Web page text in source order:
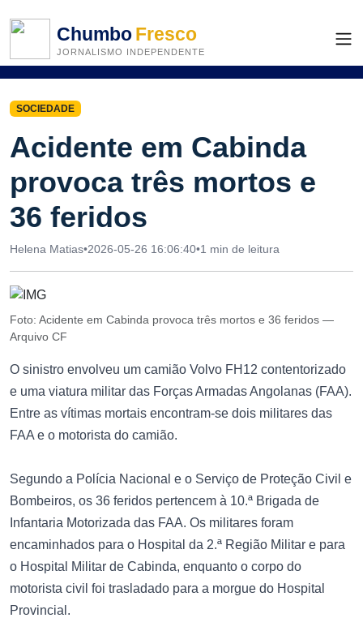
ChumboFresco
JORNALISMO INDEPENDENTE
SOCIEDADE
Acidente em Cabinda
provoca três mortos e
36 feridos
Helena Matias•2026-05-26 16:06:40•1 min de leitura
Foto: Acidente em Cabinda provoca três mortos e 36 feridos —
Arquivo CF
O sinistro envolveu um camião Volvo FH12 contentorizado
e uma viatura militar das Forças Armadas Angolanas (FAA).
Entre as vítimas mortais encontram-se dois militares das
FAA e o motorista do camião.
Segundo a Polícia Nacional e o Serviço de Proteção Civil e
Bombeiros, os 36 feridos pertencem à 10.ª Brigada de
Infantaria Motorizada das FAA. Os militares foram
encaminhados para o Hospital da 2.ª Região Militar e para
o Hospital Militar de Cabinda, enquanto o corpo do
motorista civil foi trasladado para a morgue do Hospital
Provincial.